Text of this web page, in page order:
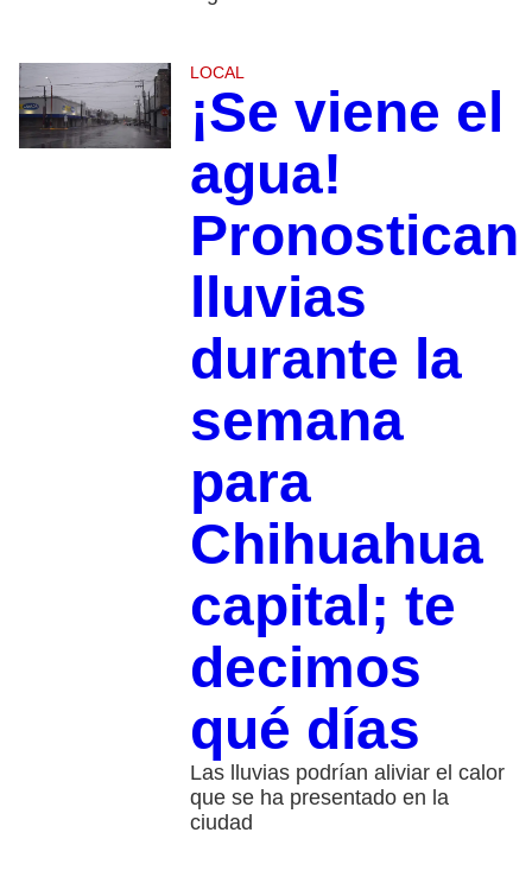
LOCAL
¡Se viene el
agua!
Pronostican
lluvias
durante la
semana
para
Chihuahua
capital; te
decimos
qué días
Las lluvias podrían aliviar el calor
que se ha presentado en la
ciudad